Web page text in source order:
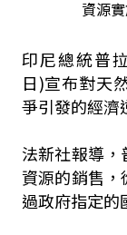
資源
印尼總統普
日)宣布對天
爭引發的經濟
法新社報導
資源的銷售，
過政府指定的